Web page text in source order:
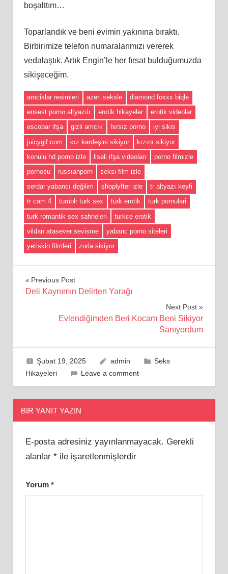
boşalttım…
Toparlandık ve beni evimin yakınına bıraktı.
Birbirimize telefon numaralarımızı vererek
vedalaştık. Artık Engin’le her fırsat bulduğumuzda
sikişeceğim.
amciklar resimleri azeri seksle
diamond foxxx biqle
ensest porno altyazılı
erotik hikayeler
erotik videolar
escobar ifşa
gizli amcık hırsız porno
iyi sikis
juicygif com
kız kardeşini sikiyor
kızını sikiyor
konulu hd porno izle
liseli ifşa videoları
porno filmizle
pornosu
russıanporn
seksi film izle
serdar yabancı değilim
shoplyfter izle
tr altyazı keyfi
tr cam 4
tumblr turk sex türk erotik
turk pornulari
turk romantik sex sahneleri
turkce erotik
vildan atasever sevisme
yabanc porno siteleri
yetiskin filmleri
zorla sikiyor
Yazı
Previous Post
Deli Kaynımın Delirten Yarağı
Next Post
Evlendiğimden Beri Kocam Beni Sikiyor
Sanıyordum
Şubat 19, 2025 admin
Seks
Hikayeleri
Leave a comment
BIR YANIT YAZIN
E-posta adresiniz yayınlanmayacak. Gerekli
alanlar *ile işaretlenmişlerdir
Yorum *